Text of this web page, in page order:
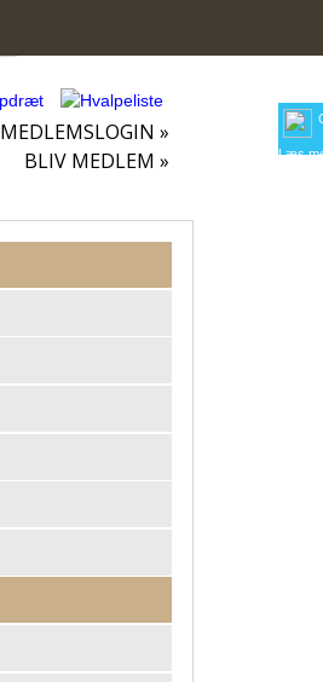
Læs
MEDLEMSLOGIN »
BLIV MEDLEM »